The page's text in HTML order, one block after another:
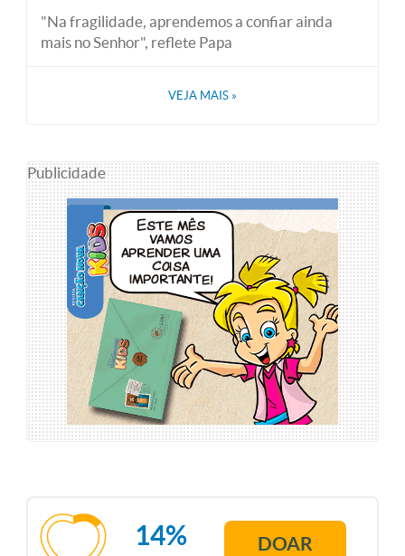
"Na fragilidade, aprendemos a confiar ainda
mais no Senhor", reflete Papa
VEJA MAIS »
Publicidade
14% DOAR